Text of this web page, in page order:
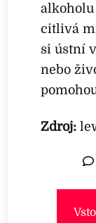
citlivá
si ústní
nebo
Zdroj: